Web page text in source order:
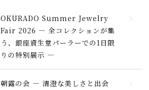
OKURADO Summer Jewelry
Fair 2026 — 全コレクションが集
う、銀座資生堂パーラーでの1日限
りの特別展示 —
朝露の会 — 清澄な美しさと出会